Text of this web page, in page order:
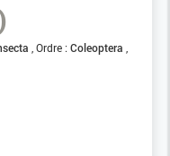
Ordre : Coleoptera